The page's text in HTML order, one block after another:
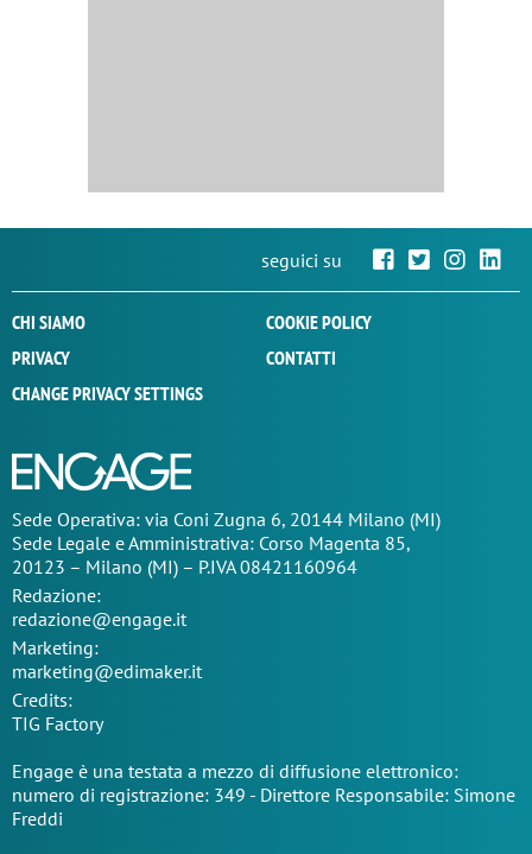
seguici su
CHI SIAMO
COOKIE POLICY
PRIVACY
CONTATTI
CHANGE PRIVACY SETTINGS
Sede Operativa: via Coni Zugna 6, 20144 Milano (MI)
Sede Legale e Amministrativa: Corso Magenta 85,
20123 – Milano (MI) – P.IVA 08421160964
Redazione:
redazione@engage.it
Marketing:
marketing@edimaker.it
Credits:
TIG Factory
Engage è una testata a mezzo di diffusione elettronico:
numero di registrazione: 349 - Direttore Responsabile: Simone
Freddi